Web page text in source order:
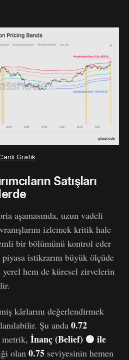
Grafik
Satışları
aşamasında, uzun vadeli
izlemek kritik hale
bir bölümünü kontrol eder
istikrarını büyük ölçüde
hem de küresel zirvelerin
kârlarını değerlendirmek
Şu anda 0.72
metrik, İnanç (Belief) 🟢 ile
olan 0.75 seviyesinin hemen